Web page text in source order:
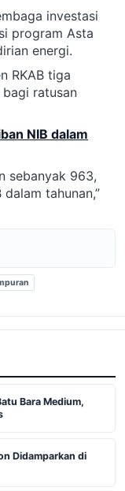
investasi
program Asta
energi.
RKAB tiga
ratusan
NIB dalam
sebanyak 963,
tahunan,”
Bara Medium,
Didamparkan di